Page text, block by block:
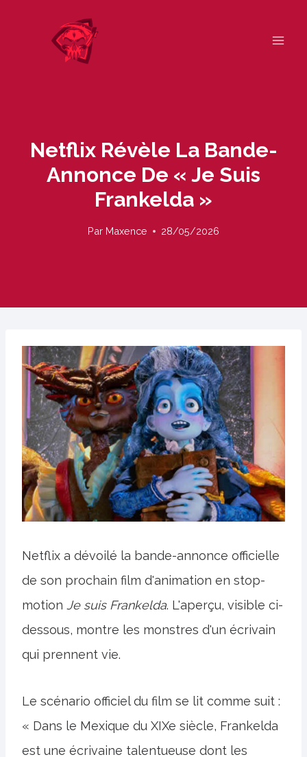
Netflix Révèle La Bande-
Annonce De « Je Suis
Frankelda »
Par Maxence 28/05/2026
Netflix a dévoilé la bande-annonce officielle
de son prochain film d'animation en stop-
motion Je suis Frankelda. L'aperçu, visible ci-
dessous, montre les monstres d'un écrivain
qui prennent vie.
Le scénario officiel du film se lit comme suit :
« Dans le Mexique du XIXe siècle, Frankelda
est une écrivaine talentueuse dont les